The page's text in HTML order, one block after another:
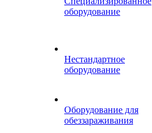
оборудование
Нестандартное
оборудование
Оборудование для
обеззараживания